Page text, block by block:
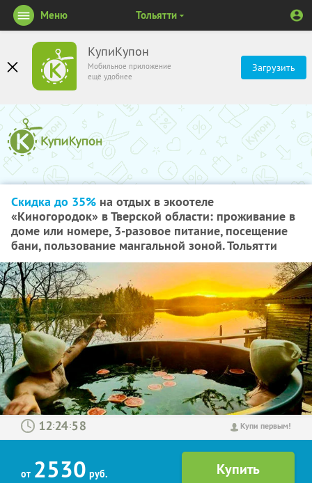
КупиКупон
Мобильное приложение
ещё удобнее
Загрузить
Меню Тольятти
Скидка до 35% на отдых в экоотеле
«Киногородок» в Тверской области: проживание в
доме или номере, 3-разовое питание, посещение
бани, пользование мангальной зоной. Тольятти
Купи первым!
: :
от 2530 руб.